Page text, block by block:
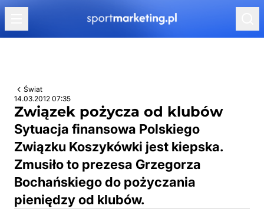
Przejdź do treści
Świat
14.03.2012 07:35
Związek pożycza od klubów
Sytuacja finansowa Polskiego
Związku Koszykówki jest kiepska.
Zmusiło to prezesa Grzegorza
Bochańskiego do pożyczania
pieniędzy od klubów.